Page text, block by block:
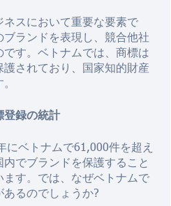
スにおいて重要な要素で
ランドを表現し、競合他社
です。ベトナムでは、商標は
されており、国家知的財産
登録の統計
にベトナムで61,000件を超え
でブランドを保護すること
す。では、なぜベトナムで
るのでしょうか?